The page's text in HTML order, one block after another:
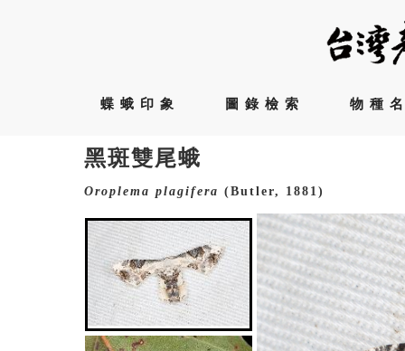
蝶蛾印象 圖錄檢索 物種
黑斑雙尾蛾
Oroplema plagifera (Butler, 1881)